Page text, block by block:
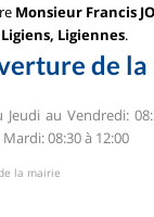
Monsieur Francis
Ligiens, Ligiennes.
de
Jeudi au Vendredi:
08:30 à 12:00
la mairie